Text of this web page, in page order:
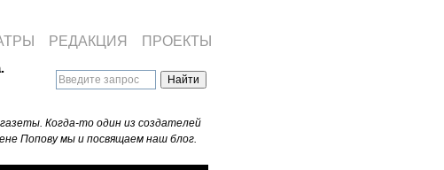
Когда-то один из создателей
Попову мы и посвящаем наш блог.
РЕДАКЦИЯ ПРОЕКТЫ